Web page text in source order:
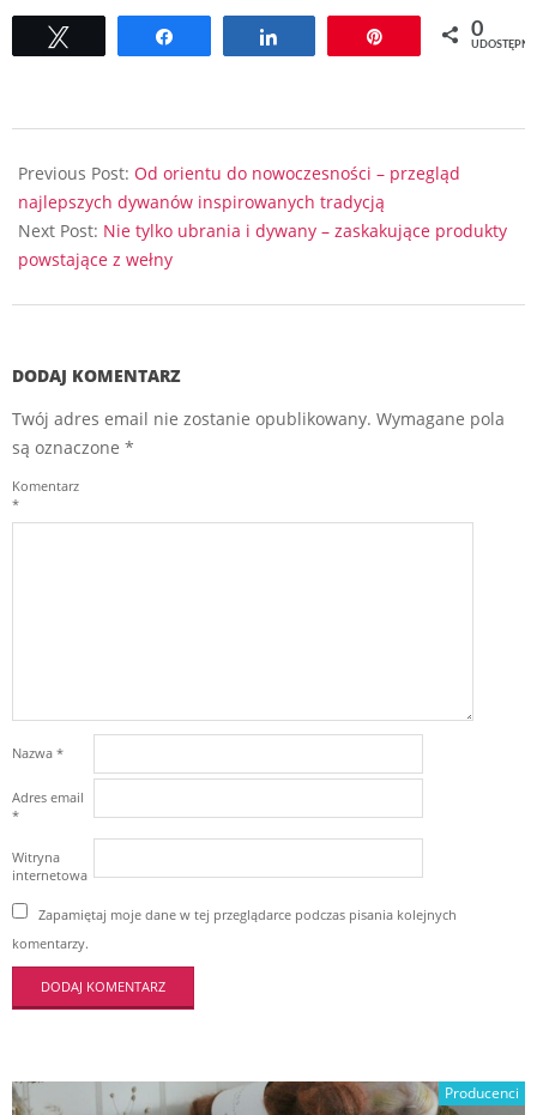
Udostępnij Udostępnij Przypnij 0
02-
26
Previous Post: Od orientu do nowoczesności – przegląd
najlepszych dywanów inspirowanych tradycją
Next Post: Nie tylko ubrania i dywany – zaskakujące produkty
powstające z wełny
DODAJ KOMENTARZ
Twój adres email nie zostanie opublikowany. Wymagane pola
są oznaczone *
Komentarz
*
Nazwa *
Adres email
*
Witryna
internetowa
Zapamiętaj moje dane w tej przeglądarce podczas pisania kolejnych
komentarzy.
Producenci